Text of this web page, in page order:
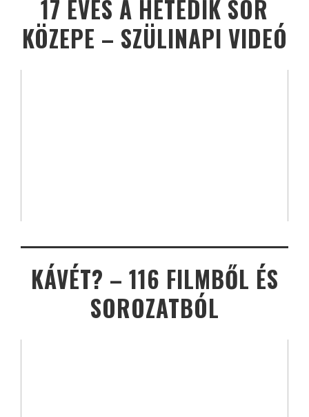
17 ÉVES A HETEDIK SOR
KÖZEPE – SZÜLINAPI VIDEÓ
KÁVÉT? – 116 FILMBŐL ÉS
SOROZATBÓL